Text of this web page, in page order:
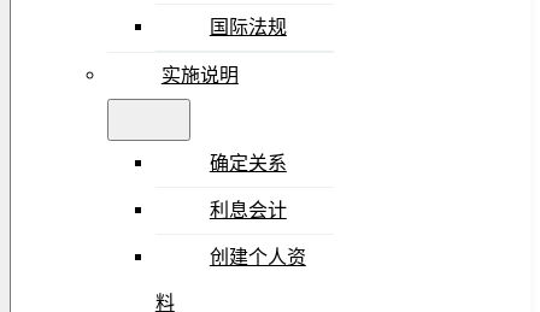
国际法规
实施说明
确定关系
利息会计
创建个人资
料